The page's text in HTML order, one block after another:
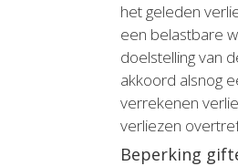
het geleden
een belastbare
doelstelling van
akkoord alsnog
verrekenen
verliezen
Beperking